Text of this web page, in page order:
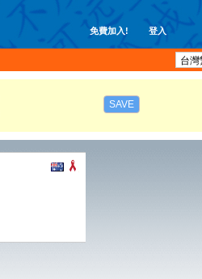
免費加入! 登入
SAVE